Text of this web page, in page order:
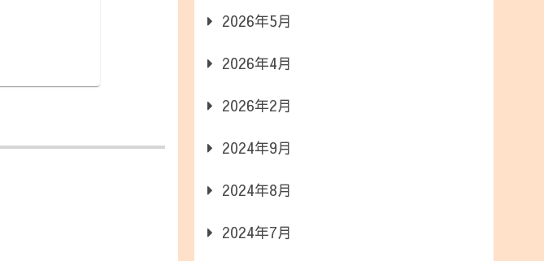
2026年5月
2026年4月
2026年2月
2024年9月
2024年8月
2024年7月